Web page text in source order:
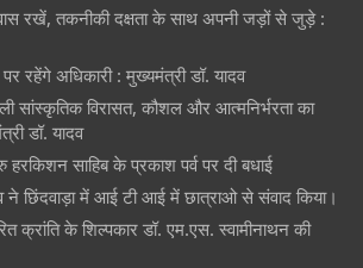
रखें, तकनीकी दक्षता के साथ अपनी जड़ों से जुड़े :
रहेंगे अधिकारी : मुख्यमंत्री डॉ. यादव
सांस्कृतिक विरासत, कौशल और आत्मनिर्भरता का
डॉ. यादव
साहिब के प्रकाश पर्व पर दी बधाई
ने छिंदवाड़ा में आई टी आई में छात्राओ से संवाद किया।
क्रांति के शिल्पकार डॉ. एम.एस. स्वामीनाथन की